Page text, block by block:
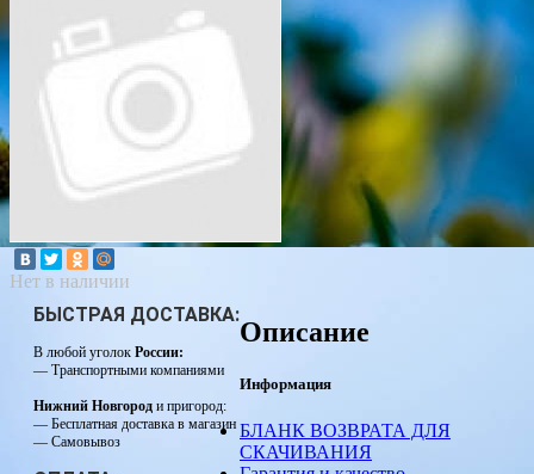
Нет в наличии
БЫСТРАЯ ДОСТАВКА:
В любой уголок России:
— Транспортными компаниями
Нижний Новгород и пригород:
— Бесплатная доставка в магазин
— Самовывоз
Описание
Информация
БЛАНК ВОЗВРАТА ДЛЯ
СКАЧИВАНИЯ